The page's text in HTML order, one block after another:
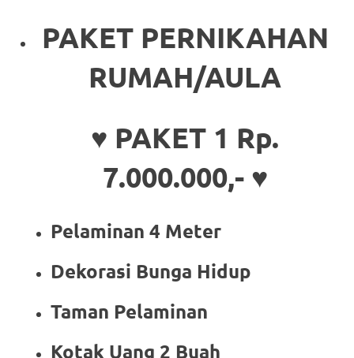
PAKET PERNIKAHAN
RUMAH/AULA
♥ PAKET 1 Rp.
7.000.000,- ♥
Pelaminan 4 Meter
Dekorasi Bunga Hidup
Taman Pelaminan
Kotak Uang 2 Buah